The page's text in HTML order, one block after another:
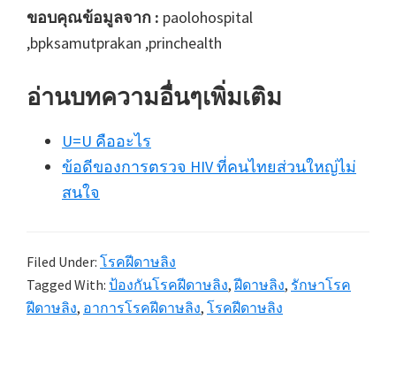
ขอบคุณข้อมูลจาก : paolohospital
,bpksamutprakan ,princhealth
อ่านบทความอื่นๆเพิ่มเติม
U=U คืออะไร
ข้อดีของการตรวจ HIV ที่คนไทยส่วนใหญ่ไม่
สนใจ
Filed Under: โรคฝีดาษลิง
Tagged With: ป้องกันโรคฝีดาษลิง,ฝีดาษลิง, รักษาโรค
ฝีดาษลิง, อาการโรคฝีดาษลิง, โรคฝีดาษลิง